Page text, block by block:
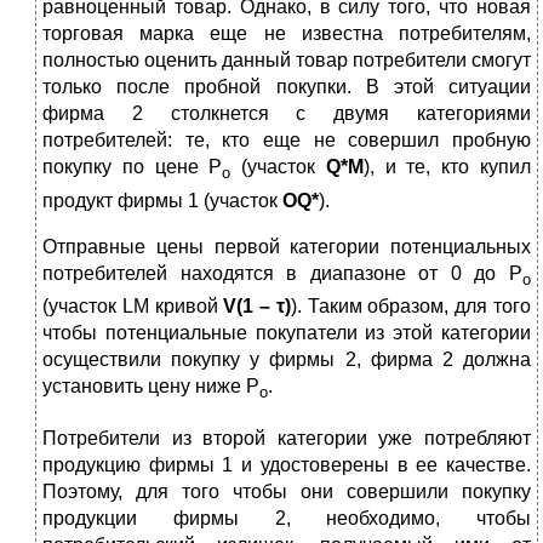
равноценный товар. Однако, в силу того, что новая
торговая марка еще не известна потребителям,
полностью оценить данный товар потребители смогут
только после пробной покупки. В этой ситуации
фирма 2 столкнется с двумя категориями
потребителей: те, кто еще не совершил пробную
покупку по цене Ро (участок Q*M), и те, кто купил
продукт фирмы 1 (участок ОQ*).
Отправные цены первой категории потенциальных
потребителей находятся в диапазоне от 0 до Ро
(участок LM кривойV(1 – τ)). Таким образом, для того
чтобы потенциальные покупатели из этой категории
осуществили покупку у фирмы 2, фирма 2 должна
установить цену ниже Ро.
Потребители из второй категории уже потребляют
продукцию фирмы 1 и удостоверены в ее качестве.
Поэтому, для того чтобы они совершили покупку
продукции фирмы 2, необходимо, чтобы